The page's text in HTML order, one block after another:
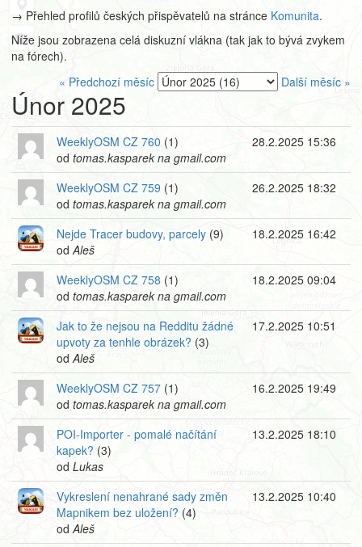
→ Přehled profilů českých přispěvatelů na stránce Komunita.
Níže jsou zobrazena celá diskuzní vlákna (tak jak to bývá zvykem
na fórech).
« Předchozí měsíc
Další měsíc »
Únor 2025
WeeklyOSM CZ 760 (1)
od tomas.kasparek na gmail.com
28.2.2025 15:36
WeeklyOSM CZ 759 (1)
od tomas.kasparek na gmail.com
26.2.2025 18:32
Nejde Tracer budovy, parcely (9)
odAleš
18.2.2025 16:42
WeeklyOSM CZ 758 (1)
od tomas.kasparek na gmail.com
18.2.2025 09:04
Jak to že nejsou na Redditu žádné
upvoty za tenhle obrázek? (3)
odAleš
17.2.2025 10:51
WeeklyOSM CZ 757 (1)
od tomas.kasparek na gmail.com
16.2.2025 19:49
POI-Importer - pomalé načítání
kapek? (3)
od Lukas
13.2.2025 18:10
Vykreslení nenahrané sady změn
Mapnikem bez uložení? (4)
odAleš
13.2.2025 10:40